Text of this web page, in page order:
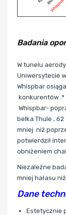
Badania
W tunelu
Uniwersytecie
Whispbar
konkurentów .*
Whispbar-
belka Thule ,
mniej niż
potwierdził
obniżeniem
Niezależne
mniej hałasu
Dane
Estetycznie